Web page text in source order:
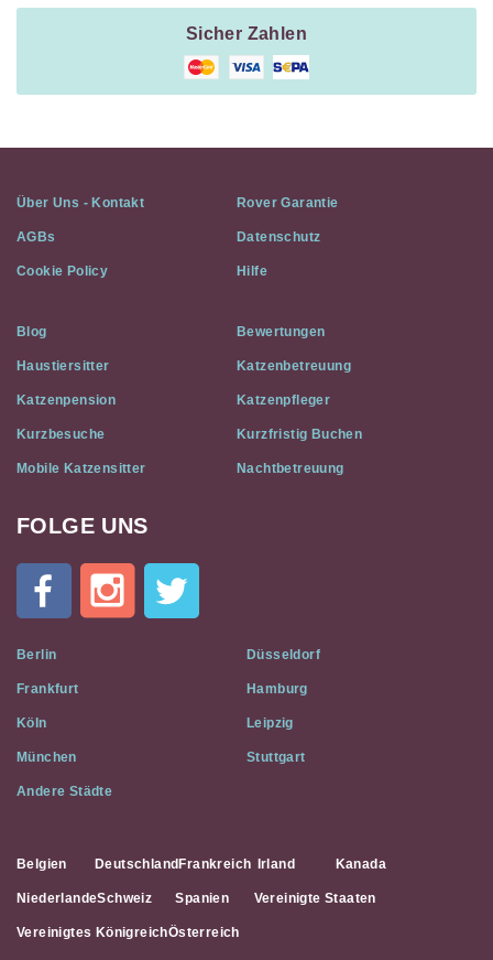
Sicher Zahlen
Über Uns - Kontakt Rover Garantie
AGBs Datenschutz
Cookie Policy Hilfe
Blog Bewertungen
Haustiersitter Katzenbetreuung
Katzenpension Katzenpfleger
Kurzbesuche Kurzfristig Buchen
Mobile Katzensitter Nachtbetreuung
Cat
Flat
Social
Media
FOLGE UNS
Berlin Düsseldorf
Frankfurt Hamburg
Köln Leipzig
München Stuttgart
Andere Städte
Belgien Deutschland Frankreich Irland Kanada
NiederlandeSchweiz Spanien Vereinigte Staaten
Vereinigtes KönigreichÖsterreich